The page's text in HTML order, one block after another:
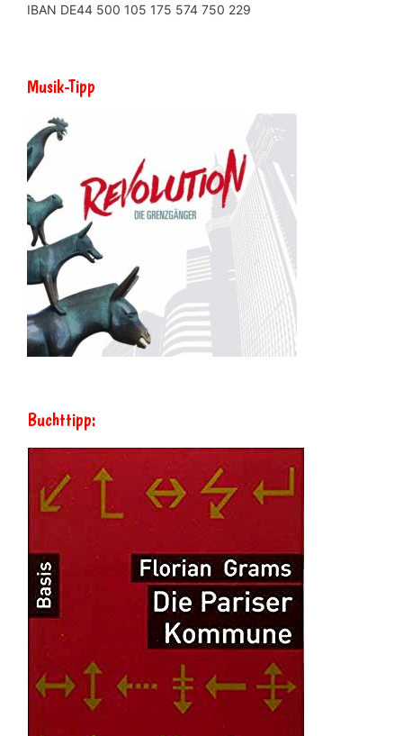
IBAN DE44 500 105 175 574 750 229
Musik-Tipp
Buchttipp: